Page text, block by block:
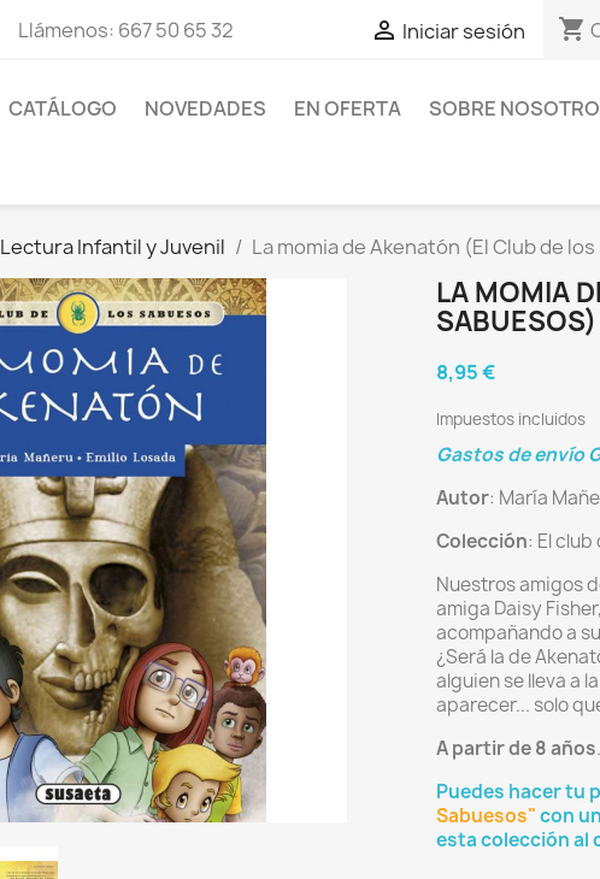
Llámenos: 667 50 65 32  Iniciar sesión shopping_cart
CATÁLOGO NOVEDADES EN OFERTA SOBRE
Lectura Infantil y Juvenil La momia de Akenatón (El Club de
LA MOMIA
SABUESOS)
8,95 €
Impuestos incluidos
Gastos de envío
Autor: María
Colección: El
Nuestros amigos
amiga Daisy
acompañando a
¿Será la de
alguien se lleva a
aparecer... solo
A partir de 8 años.
Puedes hacer tu
Sabuesos"con
esta colección al